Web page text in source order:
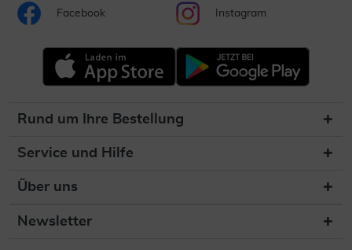
Facebook Instagram
Rund um Ihre Bestellung
Service und Hilfe
Über uns
Newsletter